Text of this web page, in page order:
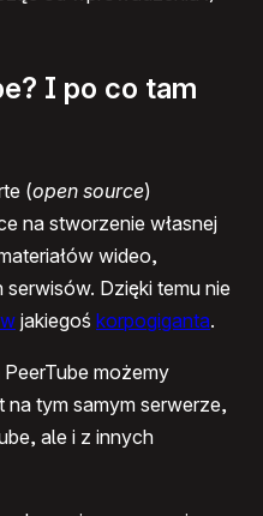
I po co tam
(open source)
na stworzenie własnej
wideo,
Dzięki temu nie
jakiegoś korpogiganta.
możemy
tym samym serwerze,
ale i z innych